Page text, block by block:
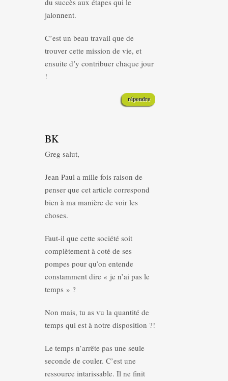
du succès aux étapes qui le
jalonnent.
C’est un beau travail que de
trouver cette mission de vie, et
ensuite d’y contribuer chaque jour
!
répondre
BK
Greg salut,
Jean Paul a mille fois raison de
penser que cet article correspond
bien à ma manière de voir les
choses.
Faut-il que cette société soit
complètement à coté de ses
pompes pour qu’on entende
constamment dire « je n’ai pas le
temps » ?
Non mais, tu as vu la quantité de
temps qui est à notre disposition ?!
Le temps n’arrête pas une seule
seconde de couler. C’est une
ressource intarissable. Il ne finit